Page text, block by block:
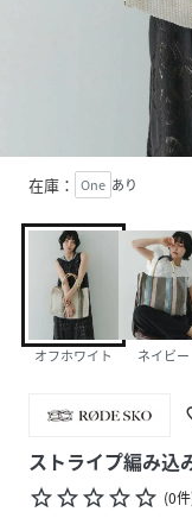
在庫： One あり
オフホワイト ネイビー
ストライプ編み込
star_borderstar_borderstar_borderstar_borderstar_border (0件